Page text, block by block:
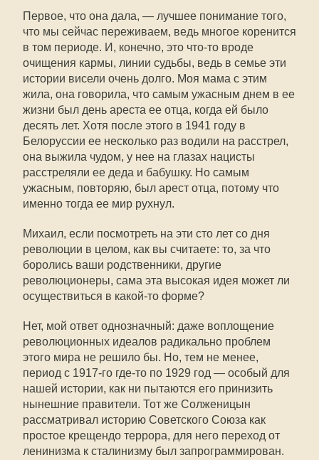
Первое, что она дала, — лучшее понимание того,
что мы сейчас переживаем, ведь многое коренится
в том периоде. И, конечно, это что-то вроде
очищения кармы, линии судьбы, ведь в семье эти
истории висели очень долго. Моя мама с этим
жила, она говорила, что самым ужасным днем в ее
жизни был день ареста ее отца, когда ей было
десять лет. Хотя после этого в 1941 году в
Белоруссии ее несколько раз водили на расстрел,
она выжила чудом, у нее на глазах нацисты
расстреляли ее деда и бабушку. Но самым
ужасным, повторяю, был арест отца, потому что
именно тогда ее мир рухнул.
Михаил, если посмотреть на эти сто лет со дня
революции в целом, как вы считаете: то, за что
боролись ваши родственники, другие
революционеры, сама эта высокая идея может ли
осуществиться в какой-то форме?
Нет, мой ответ однозначный: даже воплощение
революционных идеалов радикально проблем
этого мира не решило бы. Но, тем не менее,
период с 1917-го где-то по 1929 год — особый для
нашей истории, как ни пытаются его принизить
нынешние правители. Тот же Солженицын
рассматривал историю Советского Союза как
простое крещендо террора, для него переход от
ленинизма к сталинизму был запрограммирован.